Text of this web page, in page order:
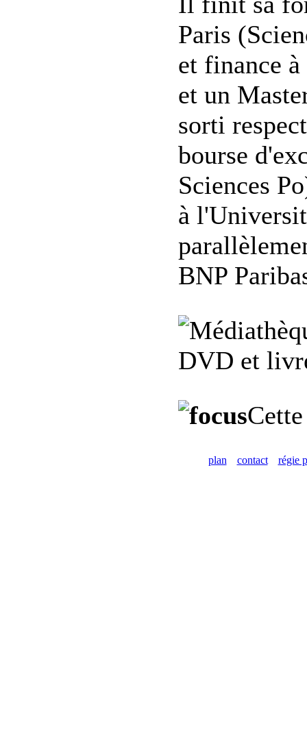
Paris
et finance
et un
sorti
bourse
Sciences
à
BNP
DVD et
plan contact régie